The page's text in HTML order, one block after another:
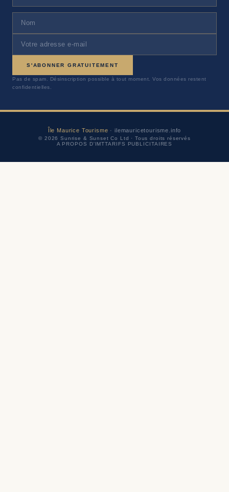
S'ABONNER GRATUITEMENT
Pas de spam. Désinscription possible à tout moment. Vos données restent
confidentielles.
Île Maurice Tourisme · ilemauricetourisme.info
© 2026 Sunrise & Sunset Co Ltd · Tous droits réservés
A PROPOS D'IMTTARIFS PUBLICITAIRES